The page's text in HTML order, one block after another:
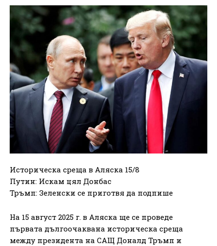
Историческа среща в Аляска 15/8
Путин: Искам цял Донбас
Тръмп: Зеленски се приготвя да подпише
На 15 август 2025 г. в Аляска ще се проведе
първата дългоочаквана историческа среща
между президента на САЩ Доналд Тръмп и